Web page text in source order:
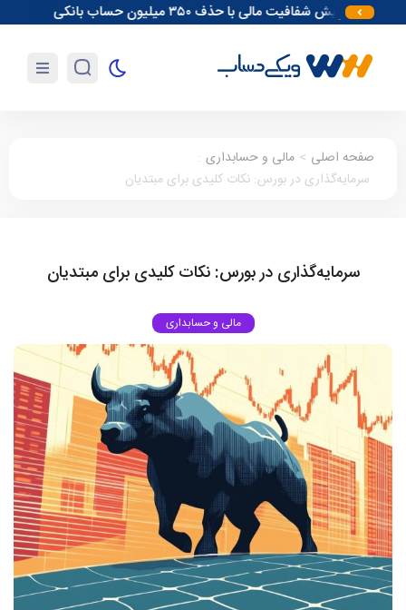
افزایش شفافیت مالی با حذف ۳۵۰ میلیون حساب بانکی آغاز مقدمات
صفحه اصلی > مالی و حسابداری :
سرمایه‌گذاری در بورس: نکات کلیدی برای مبتدیان
سرمایه‌گذاری در بورس: نکات کلیدی برای مبتدیان
مالی و حسابداری